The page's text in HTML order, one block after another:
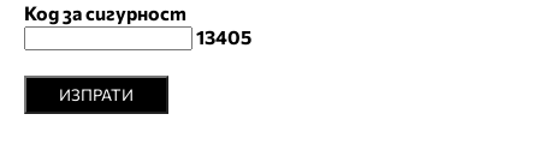
Код за сигурност
13405
ИЗПРАТИ